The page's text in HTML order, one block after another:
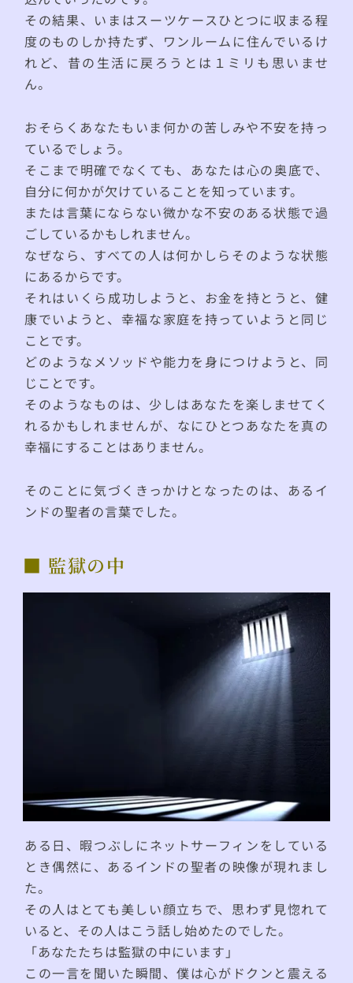
その結果、いまはスーツケースひとつに収まる程
度のものしか持たず、ワンルームに住んでいるけ
れど、昔の生活に戻ろうとは１ミリも思いませ
ん。
おそらくあなたもいま何かの苦しみや不安を持っ
ているでしょう。
そこまで明確でなくても、あなたは心の奥底で、
自分に何かが欠けていることを知っています。
または言葉にならない微かな不安のある状態で過
ごしているかもしれません。
なぜなら、すべての人は何かしらそのような状態
にあるからです。
それはいくら成功しようと、お金を持とうと、健
康でいようと、幸福な家庭を持っていようと同じ
ことです。
どのようなメソッドや能力を身につけようと、同
じことです。
そのようなものは、少しはあなたを楽しませてく
れるかもしれませんが、なにひとつあなたを真の
幸福にすることはありません。
そのことに気づくきっかけとなったのは、あるイ
ンドの聖者の言葉でした。
■ 監獄の中
ある日、暇つぶしにネットサーフィンをしている
とき偶然に、あるインドの聖者の映像が現れまし
た。
その人はとても美しい顔立ちで、思わず見惚れて
いると、その人はこう話し始めたのでした。
「あなたたちは監獄の中にいます」
この一言を聞いた瞬間、僕は心がドクンと震える